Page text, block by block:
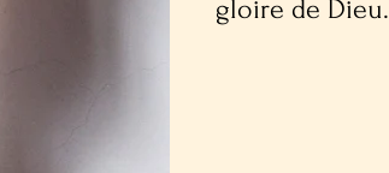
gloire de Dieu.